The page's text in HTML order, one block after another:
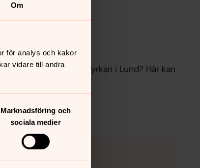
Om
för analys och kakor
vidare till andra
Marknadsföring och
sociala medier
i Svenska kyrkan i Lund? Här kan